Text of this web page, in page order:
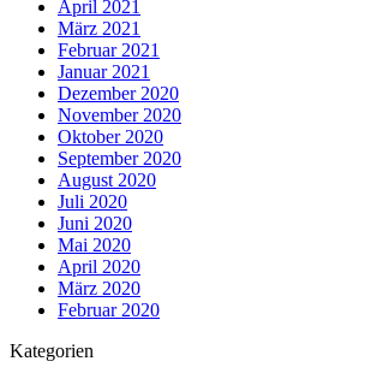
April 2021
März 2021
Februar 2021
Januar 2021
Dezember 2020
November 2020
Oktober 2020
September 2020
August 2020
Juli 2020
Juni 2020
Mai 2020
April 2020
März 2020
Februar 2020
Kategorien